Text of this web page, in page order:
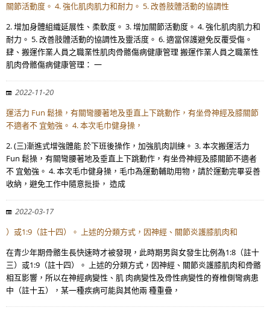
關節活動度。 4. 強化肌肉肌力和耐力。 5. 改善肢體活動的協調性
2. 增加身體組織延展性、柔軟度。 3. 增加關節活動度。 4. 強化肌肉肌力和
耐力。 5. 改善肢體活動的協調性及靈活度。 6. 適當保護避免反覆受傷。
肆、搬運作業人員之職業性肌肉骨骼傷病健康管理 搬運作業人員之職業性
肌肉骨骼傷病健康管理： 一
2022-11-20
運活力 Fun 鬆操，有關彎腰著地及垂直上下跳動作，有坐骨神經及膝關節
不適者不 宜勉強。 4. 本次毛巾健身操，
2. (三)漸進式增強體能 於下班後操作，加強肌肉訓練。 3. 本次搬運活力
Fun 鬆操，有關彎腰著地及垂直上下跳動作，有坐骨神經及膝關節不適者
不 宜勉強。 4. 本次毛巾健身操，毛巾為運動輔助用物，請於運動完畢妥善
收納，避免工作中隨意批掛， 造成
2022-03-17
）或1:9（註十四）。 上述的分類方式，因神經、關節炎護膝肌肉和
在青少年期骨骼生長快速時才被發現，此時期男與女發生比例為1:8（註十
三）或1:9（註十四）。 上述的分類方式，因神經、關節炎護膝肌肉和骨骼
相互影響，所以在神經病變性、肌 肉病變性及骨性病變性的脊椎側彎病患
中（註十五），某一種疾病可能與其他兩 種重疊，